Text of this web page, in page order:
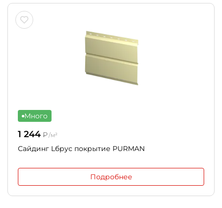
Много
1 244 ₽/м²
Сайдинг Lбрус покрытие PURMAN
Подробнее